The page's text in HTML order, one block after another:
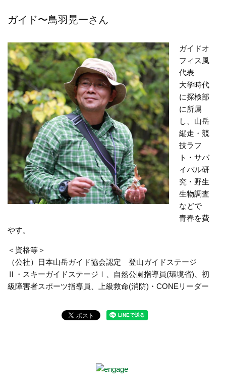
ガイド〜鳥羽晃一さん
ガイドオ
フィス風
代表
大学時代
に探検部
に所属
し、山岳
縦走・競
技ラフ
ト・サバ
イバル研
究・野生
生物調査
などで
青春を費
やす。
＜資格等＞
（公社）日本山岳ガイド協会認定 登山ガイドステージ
Ⅱ・スキーガイドステージⅠ、自然公園指導員(環境省)、初
級障害者スポーツ指導員、上級救命(消防)・CONEリーダー